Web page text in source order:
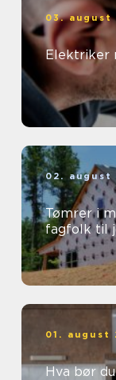
03. august
Elektriker
02. august
Tømrer i mo i rana
fagfolk til
01. august
Hva bør